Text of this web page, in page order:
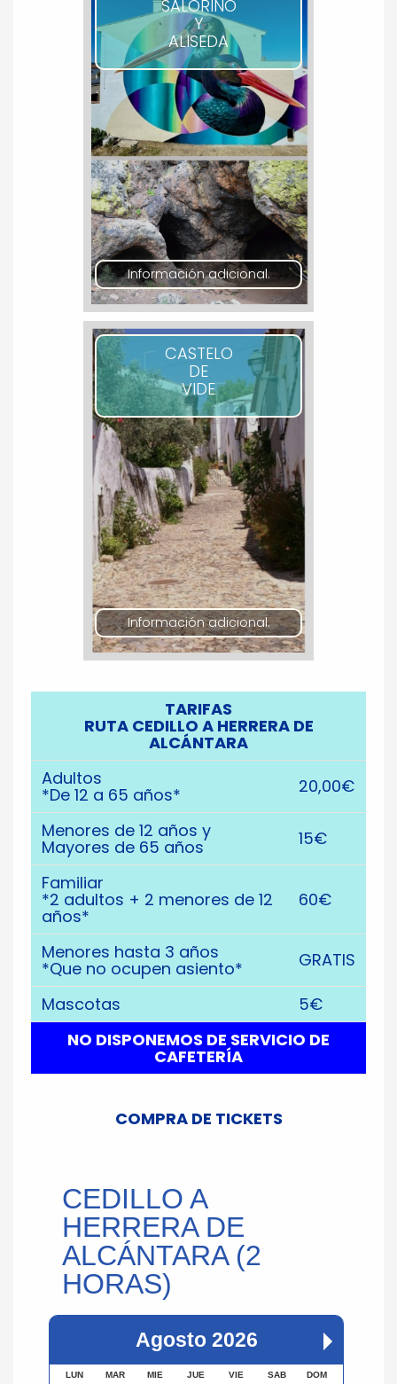
SALORINO
Y
ALISEDA
Información adicional.
CASTELO
DE
VIDE
Información adicional.
TARIFAS
RUTA CEDILLO A HERRERA DE
ALCÁNTARA
Adultos
*De 12 a 65 años*
20,00€
Menores de 12 años y
Mayores de 65 años
15€
Familiar
*2 adultos + 2 menores de 12
años*
60€
Menores hasta 3 años
*Que no ocupen asiento*
GRATIS
Mascotas
5€
NO DISPONEMOS DE SERVICIO DE
CAFETERÍA
COMPRA DE TICKETS